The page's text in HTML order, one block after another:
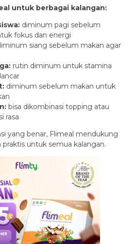
untuk berbagai kalangan:
diminum pagi sebelum
fokus dan energi
siang sebelum makan agar
rutin diminum untuk stamina
diminum sebelum makan untuk
bisa dikombinasi topping atau
rasa
yang benar, Flimeal mendukung
untuk semua kalangan.